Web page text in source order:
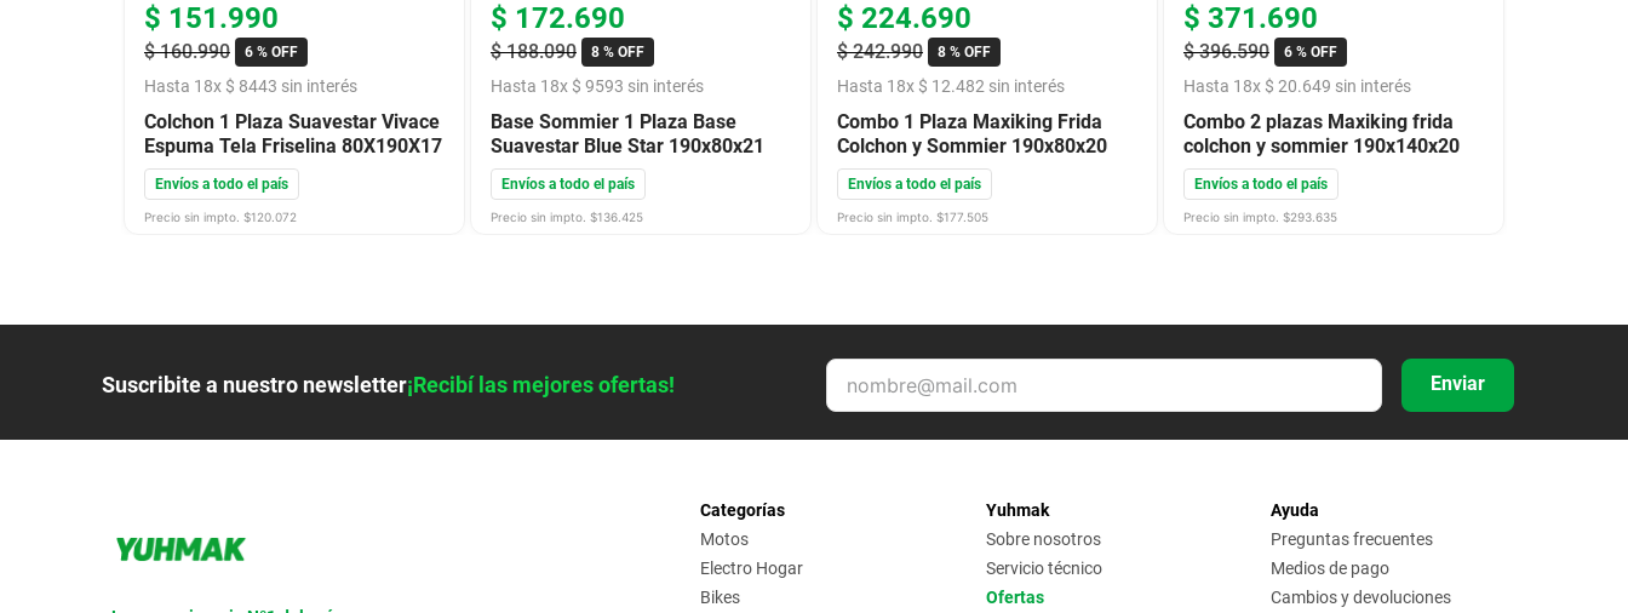
$ 151.990
$ 160.990 6 %OFF
Hasta 18x $ 8443 sin interés
Colchon 1 Plaza Suavestar Vivace
Espuma Tela Friselina 80X190X17
Envíos a todo el país
Precio sin impto. $120.072
$ 172.690
$ 188.090 8 %OFF
Hasta 18x $ 9593 sin interés
Base Sommier 1 Plaza Base
Suavestar Blue Star 190x80x21
Envíos a todo el país
Precio sin impto. $136.425
$ 224.690
$ 242.990 8 %OFF
Hasta 18x $ 12.482 sin interés
Combo 1 Plaza Maxiking Frida
Colchon y Sommier 190x80x20
Envíos a todo el país
Precio sin impto. $177.505
$ 371.690
$ 396.590 6 %OFF
Hasta 18x $ 20.649 sin interés
Combo 2 plazas Maxiking frida
colchon y sommier 190x140x20
Envíos a todo el país
Precio sin impto. $293.635
Suscribite a nuestro newsletter¡Recibí las mejores ofertas! Enviar
Categorías
Motos
Electro Hogar
Bikes
Yuhmak
Sobre nosotros
Servicio técnico
Ofertas
Ayuda
Preguntas frecuentes
Medios de pago
Cambios y devoluciones